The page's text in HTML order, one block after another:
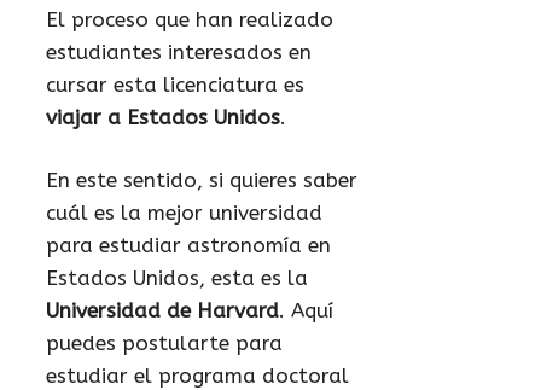
El proceso que han realizado
estudiantes interesados en
cursar esta licenciatura es
viajar a Estados Unidos.
En este sentido, si quieres saber
cuál es la mejor universidad
para estudiar astronomía en
Estados Unidos, esta es la
Universidad de Harvard. Aquí
puedes postularte para
estudiar el programa doctoral